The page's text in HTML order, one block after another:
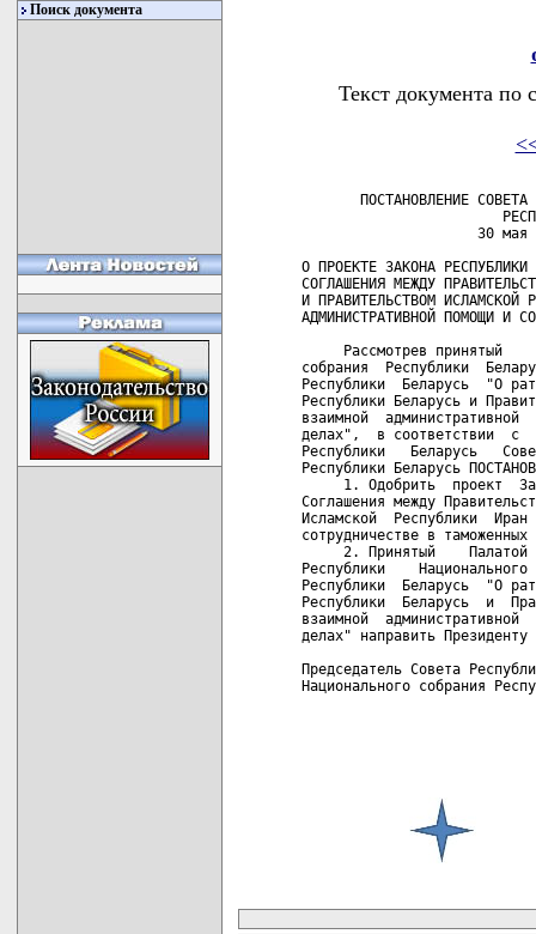
Поиск документа
Текст документа по
ПОСТАНОВЛЕНИЕ СОВЕТА
30 мая
О ПРОЕКТЕ ЗАКОНА
СОГЛАШЕНИЯ МЕЖДУ
И ПРАВИТЕЛЬСТВОМ ИСЛАМСКОЙ
АДМИНИСТРАТИВНОЙ ПОМОЩИ И
Рассмотрев принятый
собрания  Республики
Республики  Беларусь  "О
Республики Беларусь и
взаимной
делах",  в соответствии  с
Республики   Беларусь
Республики Беларусь
1. Одобрить  проект
Соглашения между
Исламской  Республики
сотрудничестве в
2. Принятый    Палатой
Республики
Республики  Беларусь  "О
Республики  Беларусь  и
взаимной
делах" направить
Председатель Совета
Национального собрания